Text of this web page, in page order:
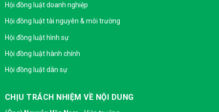
Hội đồng luật doanh nghiệp
Hội đồng luật tài nguyên & môi trường
Hội đồng luật hình sự
Hội đồng luật hành chính
Hội đồng luật dân sự
CHỊU TRÁCH NHIỆM VỀ NỘI DUNG